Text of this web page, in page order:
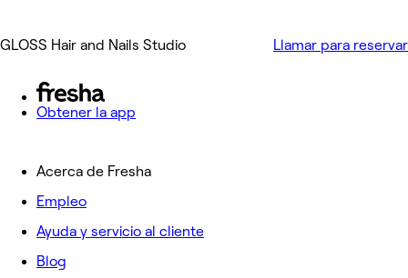
GLOSS Hair and Nails Studio Llamar para reservar
Obtener la app
Acerca de Fresha
Empleo
Ayuda y servicio al cliente
Blog